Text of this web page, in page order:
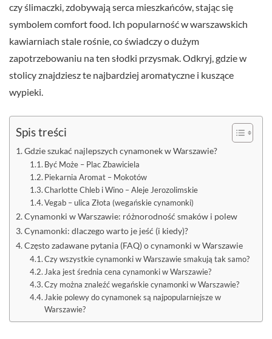
czy ślimaczki, zdobywają serca mieszkańców, stając się
symbolem comfort food. Ich popularność w warszawskich
kawiarniach stale rośnie, co świadczy o dużym
zapotrzebowaniu na ten słodki przysmak. Odkryj, gdzie w
stolicy znajdziesz te najbardziej aromatyczne i kuszące
wypieki.
Spis treści
Gdzie szukać najlepszych cynamonek w Warszawie?
Być Może – Plac Zbawiciela
Piekarnia Aromat – Mokotów
Charlotte Chleb i Wino – Aleje Jerozolimskie
Vegab – ulica Złota (wegańskie cynamonki)
Cynamonki w Warszawie: różnorodność smaków i polew
Cynamonki: dlaczego warto je jeść (i kiedy)?
Często zadawane pytania (FAQ) o cynamonki w Warszawie
Czy wszystkie cynamonki w Warszawie smakują tak samo?
Jaka jest średnia cena cynamonki w Warszawie?
Czy można znaleźć wegańskie cynamonki w Warszawie?
Jakie polewy do cynamonek są najpopularniejsze w
Warszawie?